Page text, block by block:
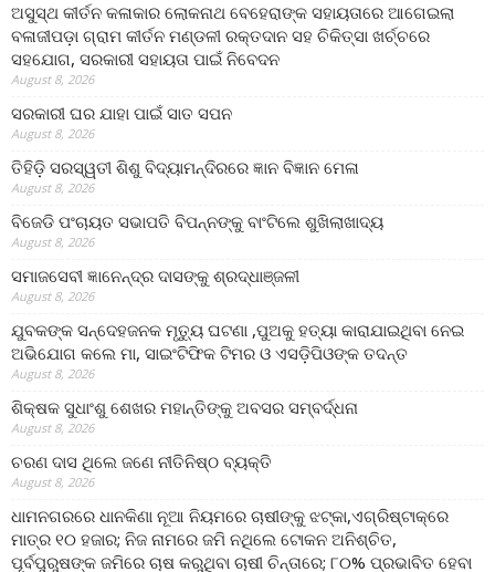
ଅସୁସ୍ଥ କୀର୍ତନ କଳାକାର ଲୋକନାଥ ବେହେରାଙ୍କ ସହାୟତାରେ ଆଗେଇଲା
ବଳାଜୀପଡ଼ା ଗ୍ରାମ କୀର୍ତନ ମଣ୍ଡଳୀ ରକ୍ତଦାନ ସହ ଚିକିତ୍ସା ଖର୍ଚ୍ଚରେ
ସହଯୋଗ, ସରକାରୀ ସହାୟତା ପାଇଁ ନିବେଦନ
August 8, 2026
ସରକାରୀ ଘର ଯାହା ପାଇଁ ସାତ ସପନ
August 8, 2026
ତିହିଡି଼ ସରସ୍ୱତୀ ଶିଶୁ ବିଦ୍ୟାମନ୍ଦିରରେ ଜ୍ଞାନ ବିଜ୍ଞାନ ମେଳା
August 8, 2026
ବିଜେଡି ପଂଚାୟତ ସଭାପତି ବିପନ୍ନଙ୍କୁ ବାଂଟିଲେ ଶୁଖିଲାଖାଦ୍ୟ
August 8, 2026
ସମାଜସେବୀ ଜ୍ଞାନେନ୍ଦ୍ର ଦାସଙ୍କୁ ଶ୍ରଦ୍ଧାଞ୍ଜଳୀ
August 8, 2026
ଯୁବକଙ୍କ ସନ୍ଦେହଜନକ ମୃତ୍ୟୁ ଘଟଣା ,ପୁଅକୁ ହତ୍ୟା କାରାଯାଇଥିବା ନେଇ
ଅଭିଯୋଗ କଲେ ମା, ସାଇଂଟିଫିକ ଟିମର ଓ ଏସଡ଼ିପିଓଙ୍କ ତଦନ୍ତ
August 8, 2026
ଶିକ୍ଷକ ସୁଧାଂଶୁ ଶେଖର ମହାନ୍ତିଙ୍କୁ ଅବସର ସମ୍ବର୍ଦ୍ଧନା
August 8, 2026
ଚରଣ ଦାସ ଥିଲେ ଜଣେ ନୀତିନିଷ୍ଠ ବ୍ୟକ୍ତି
August 8, 2026
ଧାମନଗରରେ ଧାନକିଣା ନୂଆ ନିୟମରେ ଚାଷୀଙ୍କୁ ଝଟ୍‌କା,ଏଗ୍ରିଷ୍ଟାକ୍‌ରେ
ମାତ୍ର ୧୦ ହଜାର; ନିଜ ନାମରେ ଜମି ନଥିଲେ ଟୋକନ ଅନିଶ୍ଚିତ,
ପୂର୍ବପୁରୁଷଙ୍କ ଜମିରେ ଚାଷ କରୁଥିବା ଚାଷୀ ଚିନ୍ତାରେ; ୮୦% ପ୍ରଭାବିତ ହେବା